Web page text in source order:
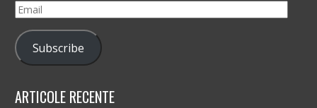
Email
Subscribe
ARTICOLE RECENTE